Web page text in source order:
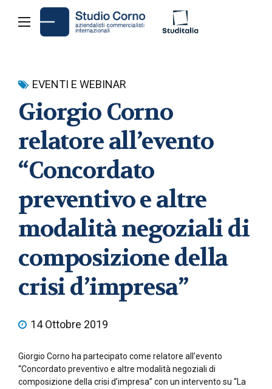
EVENTI E WEBINAR
Giorgio Corno
relatore all’evento
“Concordato
preventivo e altre
modalità negoziali di
composizione della
crisi d’impresa”
14 Ottobre 2019
Giorgio Corno ha partecipato come relatore all’evento
“Concordato preventivo e altre modalità negoziali di
composizione della crisi d’impresa” con un intervento su “La